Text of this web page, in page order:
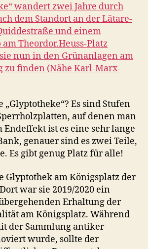
wandert zwei Jahre durch
dem Standort an der Lätare-
und einem
Theordor.Heuss-Platz
nun in den Grünanlagen am
zu finden (Nähe Karl-Marx-
„Glyptotheke“? Es sind Stufen
auf denen man
ist es eine sehr lange
genauer sind es zwei Teile,
Es gibt genug Platz für alle!
Glyptothek am Königsplatz der
war sie 2019/2020 ein
Erhaltung der
am Königsplatz. Während
der Sammlung antiker
wurde, sollte der